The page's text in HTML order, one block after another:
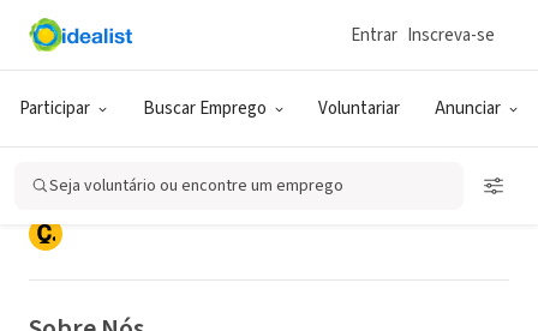
Participar Buscar Emprego Voluntariar Anunciar
Entrar Inscreva-se
Seja voluntário ou encontre um emprego
ONG (SETOR SOCIAL)
Eagle's Nest Foundation, North
Carolina
Pisgah Forest, NC www.enf.org